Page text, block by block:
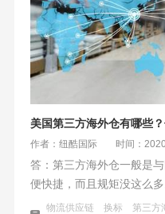
作者：纽酷国际 时间：
答：第三方海外仓一般是
便快捷，而且规矩没这么
队，容易沟通。跨境电商
物流供应链 换标 第三方